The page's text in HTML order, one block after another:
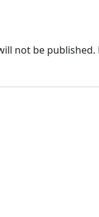
not be published.